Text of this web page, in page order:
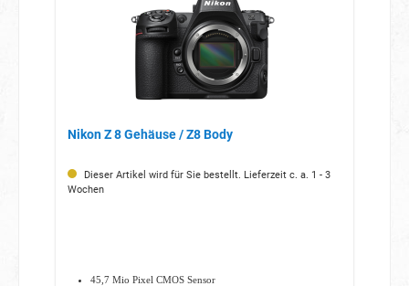
Nikon Z 8 Gehäuse / Z8 Body
Dieser Artikel wird für Sie bestellt. Lieferzeit c. a. 1 - 3
Wochen
45,7 Mio Pixel CMOS Sensor